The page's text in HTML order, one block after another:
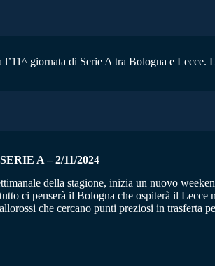
giornata di Serie A tra Bologna e Lecce.
A – 2/11/2024
della stagione, inizia un nuovo
ci penserà il Bologna che ospiterà il
che cercano punti preziosi in trasferta